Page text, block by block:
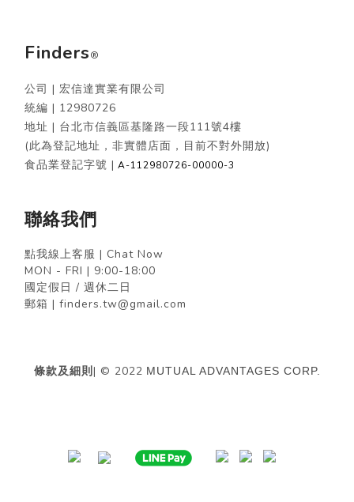
Finders®
公司 | 宏信達實業有限公司
統編 | 12980726
地址 | 台北市信義區基隆路一段111號4樓
(此為登記地址，非實體店面，目前不對外開放)
食品業登記字號 | A-112980726-00000-3
聯絡我們
點我線上客服 | Chat Now
MON - FRI | 9:00-18:00
國定假日 / 週休二日
郵箱 | finders.tw@gmail.com
條款及細則| © 2022 MUTUAL ADVANTAGES CORP.